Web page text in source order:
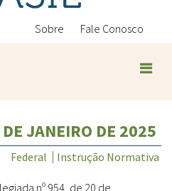
Sobre Fale Conosco
JANEIRO DE 2025
Federal
Instrução Normativa
nº 954, de 20 de